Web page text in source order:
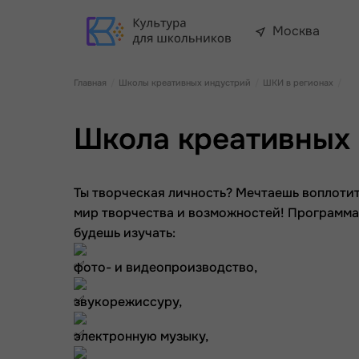
Москва
Главная Школы креативных индустрий ШКИ в регионах
Школа креативных
Ты творческая личность? Мечтаешь
мир творчества и возможностей!
будешь изучать:
фото- и видеопроизводство,
звукорежиссуру,
электронную музыку,